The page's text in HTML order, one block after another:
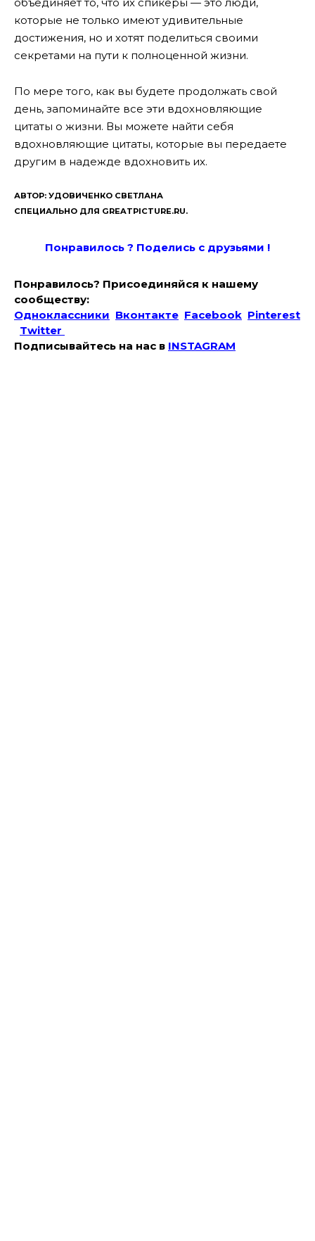
которые не только имеют удивительные
достижения, но и хотят поделиться своими
секретами на пути к полноценной жизни.
По мере того, как вы будете продолжать свой
день, запоминайте все эти вдохновляющие
цитаты о жизни. Вы можете найти себя
вдохновляющие цитаты, которые вы передаете
другим в надежде вдохновить их.
АВТОР: УДОВИЧЕНКО СВЕТЛАНА
СПЕЦИАЛЬНО ДЛЯ GREATPICTURE.RU.
Понравилось ? Поделись с друзьями !
Понравилось? Присоединяйся к нашему
сообществу:
Одноклассники Вконтакте Facebook Pinterest
Twitter
Подписывайтесь на наc в INSTAGRAM